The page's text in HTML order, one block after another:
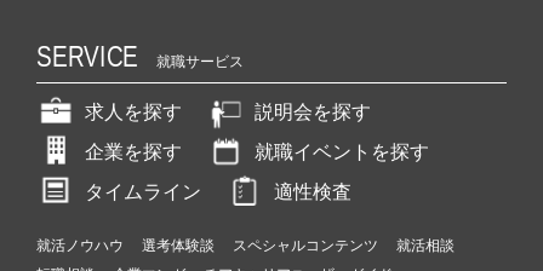
SERVICE 就職サービス
求人を探す
説明会を探す
企業を探す
就職イベントを探す
タイムライン
適性検査
就活ノウハウ 選考体験談 スペシャルコンテンツ
就活相談